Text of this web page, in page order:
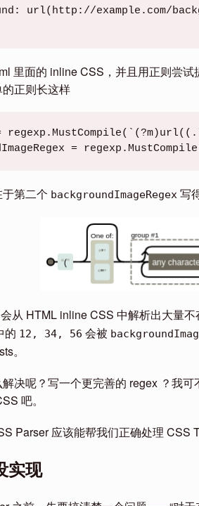
url(http://example.com/
里面的 inline CSS，并且用正则尝
正则长这样
=
第二个 backgroundImageRegex 写
从 HTML inline CSS 中解析出大量
的 12, 34, 56 会被
。
决呢？写一个更完善的 regex ？我
吧。
Parser 应该能帮我们正确处理 CSS
实现